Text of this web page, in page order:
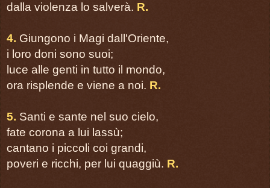
página 77
TU SCENDI DALLE
página 79
dalla violenza lo salverà. R.
4. Giungono i Magi dall'Oriente,
i loro doni sono suoi;
luce alle genti in tutto il mondo,
ora risplende e viene a noi. R.
5. Santi e sante nel suo cielo,
fate corona a lui lassù;
cantano i piccoli coi grandi,
poveri e ricchi, per lui quaggiù. R.